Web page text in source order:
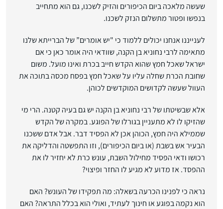
שעשה מלאכה ביום הכיפורים והזיק לשכנו, גם הוא מתחייב
בנפשו ופטור מתשלום הנזק לשכנו.
לענייננו אנחנו יכולים ללמוד כי "יש אומרים” של הברייתא שלנו
מתאימה לרבי נחוניא בן הקנה, שוודאי היה אומר כאן כי אם
ישראל שאכל חמץ שהוא הקדש חייב בכרת ואינו מועל. משום
שחובת הכרת שחלה עליו על שאכל חמץ בפסח מכסה בתוכה את
העוול שעשה לקדושים המוקדשים לכוהן.
אלא שבשיטתו של רבי נחוניא בן הקנה יש גם בעיה קטנה. הרי מי
שהזיקו לו לא מתעניין בגורלו של הפוגע. במקרה של הקדש
שממילא היה חמץ, הכוהן אכן לא הפסיד דבר. אבל אדם ששכנו
הבעיר אש בשבת (או ביום הכיפורים), וזו התפשטה והדליקה את
רכושו ודאי הפסיד מחילול השבת, עונש כרת לא יחזיר לו את
ההפסד. אז מדוע לא מגיע לו החזר ופיצוי?
נראה כי לפנינו הכרעה בשאלה: מה תפקידו של העונש? האם
הוא נקמה בפוגע או חינוך לעתיד, ואולי הוא בכלל התראה? האם